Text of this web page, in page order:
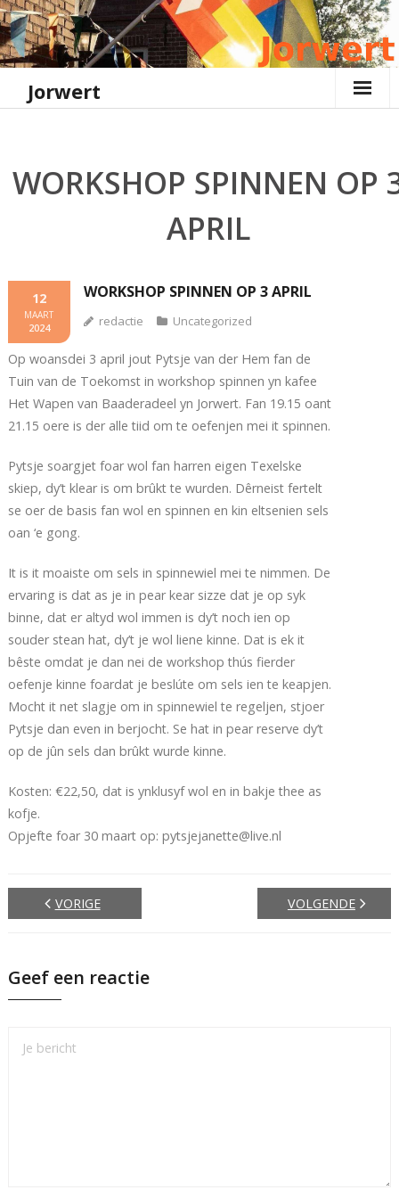
Ga
naar
de
Jorwert
WORKSHOP SPINNEN OP
APRIL
WORKSHOP SPINNEN OP 3 APRIL
12
MAART
2024 redactie Uncategorized
Op woansdei 3 april jout Pytsje van der Hem fan de
Tuin van de Toekomst in workshop spinnen yn kafee
Het Wapen van Baaderadeel yn Jorwert. Fan 19.15 oant
21.15 oere is der alle tiid om te oefenjen mei it spinnen.
Pytsje soargjet foar wol fan harren eigen Texelske
skiep, dy’t klear is om brûkt te wurden. Dêrneist fertelt
se oer de basis fan wol en spinnen en kin eltsenien sels
oan ‘e gong.
It is it moaiste om sels in spinnewiel mei te nimmen. De
ervaring is dat as je in pear kear sizze dat je op syk
binne, dat er altyd wol immen is dy’t noch ien op
souder stean hat, dy’t je wol liene kinne. Dat is ek it
bêste omdat je dan nei de workshop thús fierder
oefenje kinne foardat je beslúte om sels ien te keapjen.
Mocht it net slagje om in spinnewiel te regeljen, stjoer
Pytsje dan even in berjocht. Se hat in pear reserve dy’t
op de jûn sels dan brûkt wurde kinne.
Kosten: €22,50, dat is ynklusyf wol en in bakje thee as
kofje.
Opjefte foar 30 maart op: pytsjejanette@live.nl
VORIGE VOLGENDE
Geef een reactie